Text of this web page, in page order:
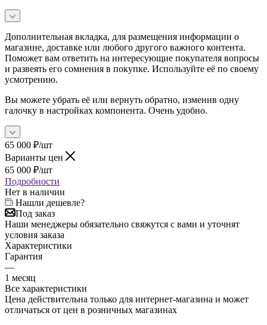
Дополнительная вкладка, для размещения информации о
магазине, доставке или любого другого важного контента.
Поможет вам ответить на интересующие покупателя вопросы
и развеять его сомнения в покупке. Используйте её по своему
усмотрению.
Вы можете убрать её или вернуть обратно, изменив одну
галочку в настройках компонента. Очень удобно.
65 000 ₽/шт
Варианты цен
65 000 ₽/шт
Подробности
Нет в наличии
Нашли дешевле?
Под заказ
Наши менеджеры обязательно свяжутся с вами и уточнят
условия заказа
Характеристики
Гарантия
—
1 месяц
Все характеристики
Цена действительна только для интернет-магазина и может
отличаться от цен в розничных магазинах